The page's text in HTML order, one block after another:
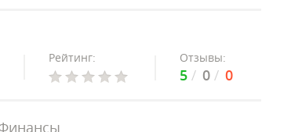
Рейтинг: Отзывы:
5 0 0